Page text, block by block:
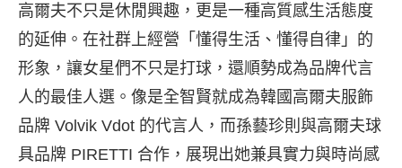
高爾夫不只是休閒興趣，更是一種高質感生活態度
的延伸。在社群上經營「懂得生活、懂得自律」的
形象，讓女星們不只是打球，還順勢成為品牌代言
人的最佳人選。像是全智賢就成為韓國高爾夫服飾
品牌 Volvik Vdot 的代言人，而孫藝珍則與高爾夫球
具品牌 PIRETTI 合作，展現出她兼具實力與時尚感